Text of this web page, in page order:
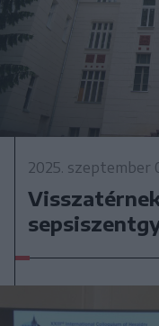
2025. szeptember